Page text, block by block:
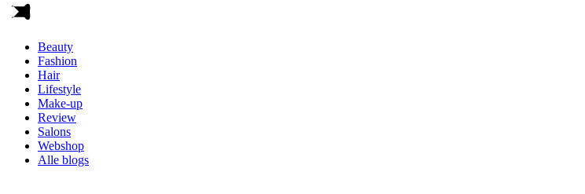
Beauty
Fashion
Hair
Lifestyle
Make-up
Review
Salons
Webshop
Alle blogs